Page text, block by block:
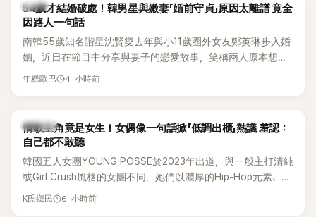
韓星
54歲才結婚破處！韓男星與嫩妻「婚前守貞」原因太離譜 竟全
因路人一句話
南韓55歲知名諧星沈賢燮去年與小11歲圈外女友鄭英琳步入婚
姻，近日在節目中分享與妻子的戀愛故事，笑稱兩人原本想享
受兩人世界，沒想到站在飯店門口時竟被路人認出，還一路替
年糕歐巴 4 小時前
K-POP
情歌主角竟是女生！女偶像一句話掀「低調出櫃」熱議 羞認：
自己都不敢聽
韓國五人女團YOUNG POSSE於2023年出道，與一般主打清純
或Girl Crush風格的女團不同，她們以濃厚的Hip-Hop元素、自
創Rap及成員親自參與創作為特色，MV也融入美式街頭、塗
K氏鄉民 6 小時前